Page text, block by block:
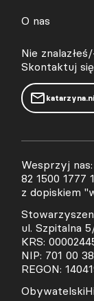
O nas
Nie
Skontaktuj
Wesprzyj
82 1500 1777
z dopiskiem
ul. Szpitalna
KRS:
NIP: 701 00
REGON: